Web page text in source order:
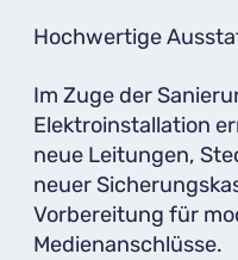
Hochwertige
Im Zuge der
Elektroinstallation
neue Leitungen,
neuer
Vorbereitung für
Medienanschlüsse.